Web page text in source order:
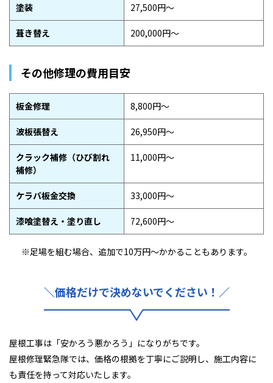
塗装 27,500円〜
葺き替え 200,000円〜
その他修理の費用目安
板金修理 8,800円〜
波板張替え 26,950円〜
クラック補修（ひび割れ
補修）
11,000円〜
ケラバ板金交換 33,000円〜
漆喰塗替え・塗り直し 72,600円〜
※足場を組む場合、追加で10万円〜かかることもあります。
＼価格だけで決めないでください！／
屋根工事は「安かろう悪かろう」になりがちです。
屋根修理緊急隊では、価格の根拠を丁寧にご説明し、施工内容に
も責任を持って対応いたします。